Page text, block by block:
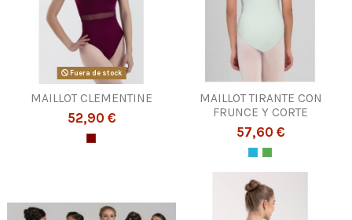
Fuera de stock
MAILLOT CLEMENTINE
52,90 €
MAILLOT TIRANTE CON
FRUNCE Y CORTE
57,60 €